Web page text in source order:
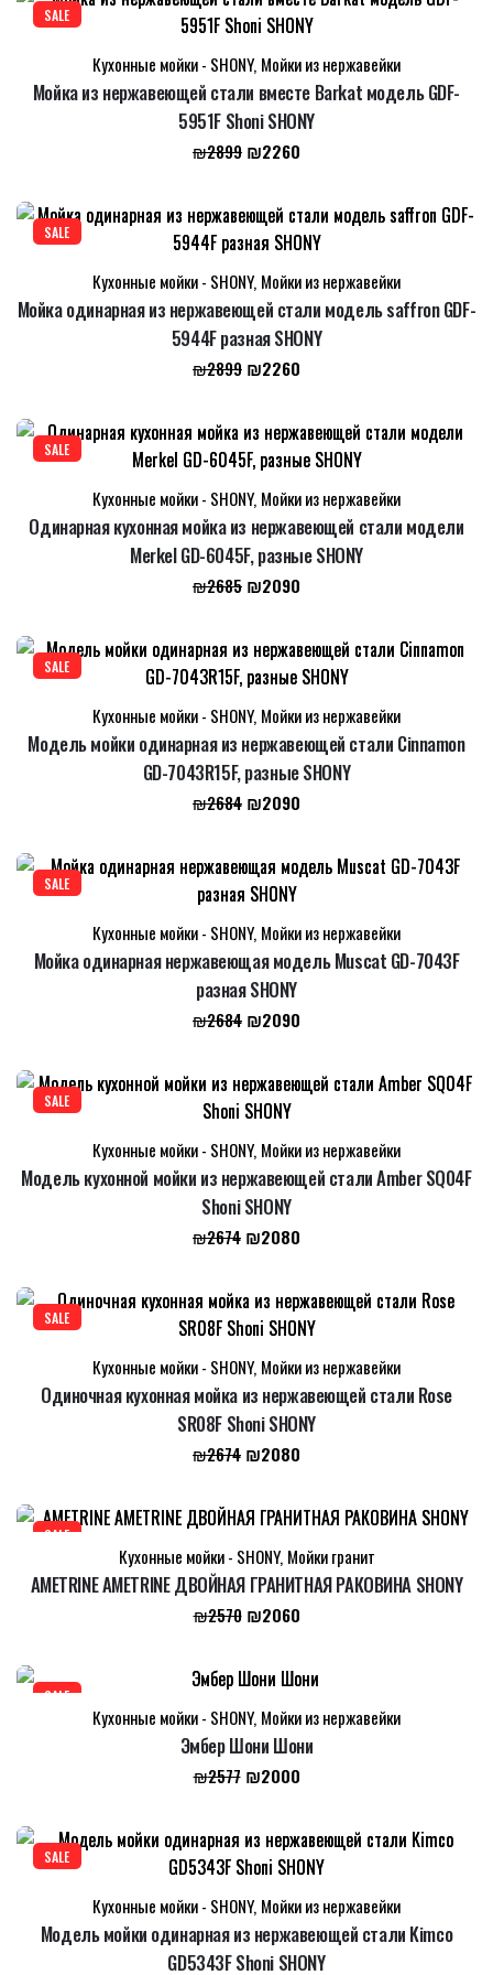
₪2900.
SALE
Кухонные мойки - SHONY, Мойки из нержавейки
Мойка из нержавеющей стали вместе Barkat модель GDF-
5951F Shoni SHONY
₪2899 Первоначальная
составляла
₪2899.
₪2260
SALE
Кухонные мойки - SHONY, Мойки из нержавейки
Мойка одинарная из нержавеющей стали модель saffron GDF-
5944F разная SHONY
₪2899 Первоначальная
₪2899.
₪2260
₪2260.
SALE
Кухонные мойки - SHONY, Мойки из нержавейки
Одинарная кухонная мойка из нержавеющей стали модели
Merkel GD-6045F, разные SHONY
₪2685 Первоначальная
₪2685.
₪2090
₪2090.
SALE
Кухонные мойки - SHONY, Мойки из нержавейки
Модель мойки одинарная из нержавеющей стали Cinnamon
GD-7043R15F, разные SHONY
₪2684 Первоначальная
₪2684.
₪2090
₪2090.
SALE
Кухонные мойки - SHONY, Мойки из нержавейки
Мойка одинарная нержавеющая модель Muscat GD-7043F
разная SHONY
₪2684 Первоначальная
составляла
₪2684.
₪2090
₪2090.
SALE
Кухонные мойки - SHONY, Мойки из нержавейки
Модель кухонной мойки из нержавеющей стали Amber SQ04F
Shoni SHONY
₪2674 Первоначальная
₪2674.
₪2080
SALE
Кухонные мойки - SHONY, Мойки из нержавейки
Одиночная кухонная мойка из нержавеющей стали Rose
SR08F Shoni SHONY
₪2674 Первоначальная
составляла
₪2674.
₪2080
₪2080.
SALE
Кухонные мойки - SHONY, Мойки гранит
AMETRINE AMETRINE ДВОЙНАЯ ГРАНИТНАЯ РАКОВИНА SHONY
₪2570 Первоначальная
составляла
₪2570.
₪2060Текущая
SALE
Кухонные мойки - SHONY, Мойки из нержавейки
Эмбер Шони Шони
₪2577 Первоначальная
₪2577.
₪2000Текущая
₪2000.
SALE
Кухонные мойки - SHONY, Мойки из нержавейки
Модель мойки одинарная из нержавеющей стали Kimco
GD5343F Shoni SHONY